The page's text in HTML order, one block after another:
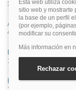
31 hoteles
Ávila
41 hoteles
Badajoz
16 hoteles
Barcelona